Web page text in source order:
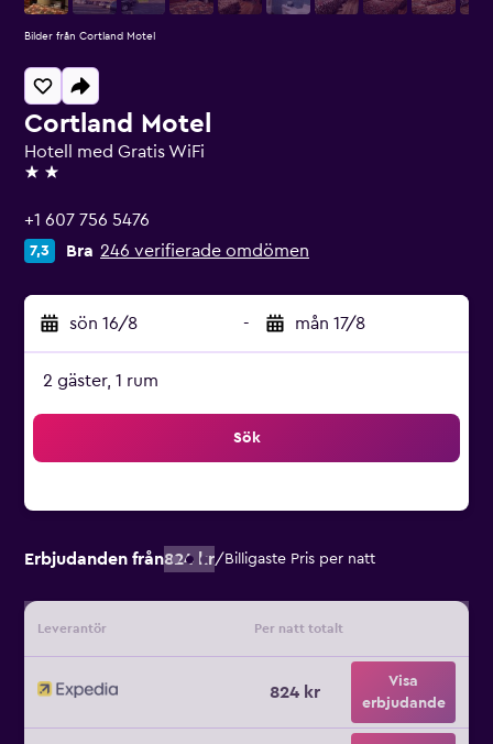
Cortland Motel
Hotell med Gratis WiFi
2 stjärnor
+1 607 756 5476
7,3 Bra 246 verifierade omdömen
sön 16/8 - mån 17/8
2 gäster, 1 rum
Sök
Erbjudanden från824 kr/ Billigaste Pris per natt
Leverantör Per natt totalt
824 kr
Visa
erbjudande
Bilder från Cortland Motel